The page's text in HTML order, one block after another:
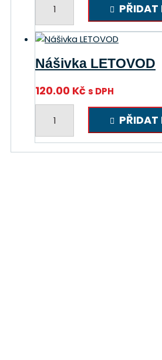
MiG21
PVOS
ŽATEC
PŘIDAT
Nášivka LETOVOD
120.00 Kčs DPH
LETOVOD
množství
PŘIDAT